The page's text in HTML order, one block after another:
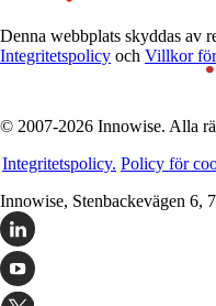
Denna webbplats skyddas av
Integritetspolicy och Villkor
© 2007-2026 Innowise. Alla
Integritetspolicy. Policy för
Innowise, Stenbackevägen 6,